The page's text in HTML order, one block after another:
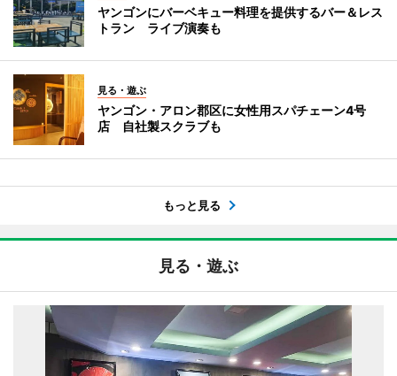
ヤンゴンにバーベキュー料理を提供するバー＆レス
トラン ライブ演奏も
見る・遊ぶ
ヤンゴン・アロン郡区に女性用スパチェーン4号
店 自社製スクラブも
もっと見る
見る・遊ぶ